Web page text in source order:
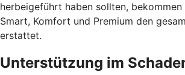
herbeigeführt haben sollten, bekommen
Smart, Komfort und Premium den
erstattet.
Unterstützung im